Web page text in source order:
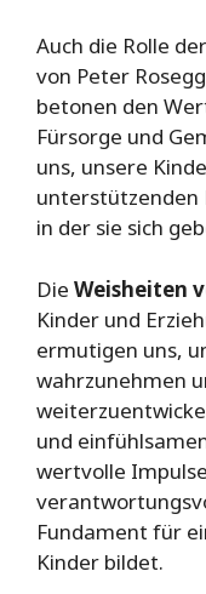
Auch die Rolle
von Peter
betonen den
Fürsorge und
uns, unsere
unterstützenden
in der sie sich
Die Weisheiten
Kinder und
ermutigen uns,
wahrzunehmen
und
wertvolle
Fundament für
Kinder bildet.